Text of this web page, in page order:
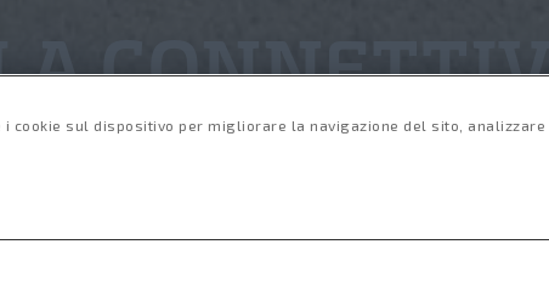
i cookie sul dispositivo per migliorare la navigazione del sito,